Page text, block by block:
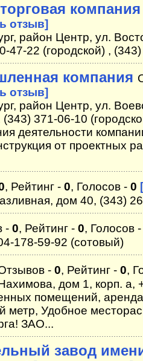
компания
отзыв]
район Центр, ул.
47-22 (городской) ,
компания
отзыв]
район Центр, ул.
371-06-10
деятельности
от проектных
, Рейтинг - 0, Голосов - 0
дом 40, (343)
- 0, Рейтинг - 0, Голосов
178-59-92 (сотовый)
- 0, Рейтинг - 0,
дом 1, корп. a,
помещений,
метр, Удобное
ЗАО...
завод